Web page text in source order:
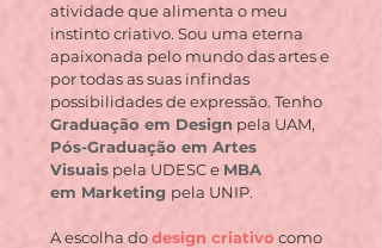
atividade que alimenta o meu
instinto criativo. Sou uma eterna
apaixonada pelo mundo das artes e
por todas as suas infindas
possibilidades de expressão. Tenho
Graduação em Design pela UAM,
Pós-Graduação em Artes
Visuais pela UDESC e MBA
em Marketing pela UNIP.
A escolha dodesign criativo como